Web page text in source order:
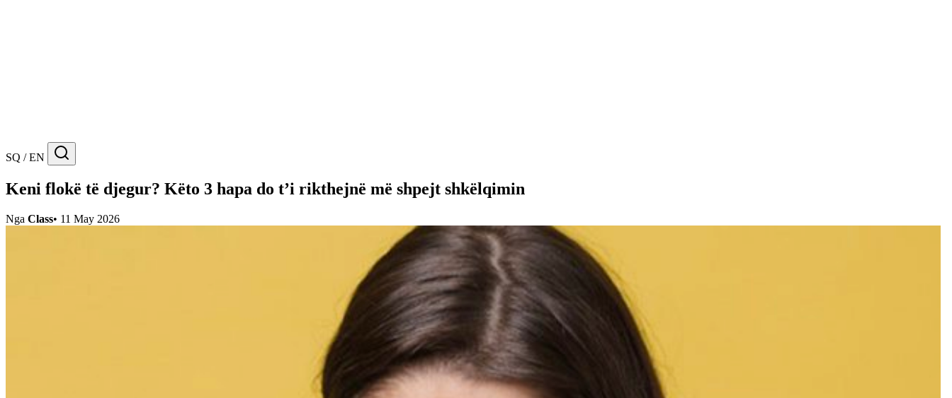
SQ / EN
Keni flokë të djegur? Këto 3 hapa do t’i rikthejnë më shpejt shkëlqimin
Nga Class• 11 May 2026